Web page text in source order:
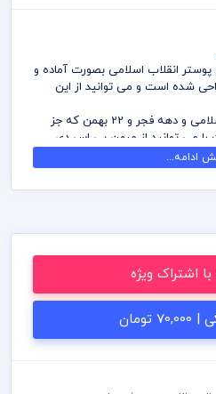
با اشتراک ویژه
تومان
پوستر انقلاب اسلامی بصورت آماده و
شده است و می توانید از این
طرح های بنر و پوستر انقلاب اسلامی و دهه فجر و 22 بهمن که جز
می توانید از میهن پی اس دی
میهن پی اس دی شامل طرح های لایه
مخصوص پیروزی انقلاب اسلامی و دهه
بصورت لایه باز می باشد با فرمت
محدودیت کلیه فابل های موجود را
نمایی کنید
های لایه باز سایت میهن پی اس دی
است
ادامه...